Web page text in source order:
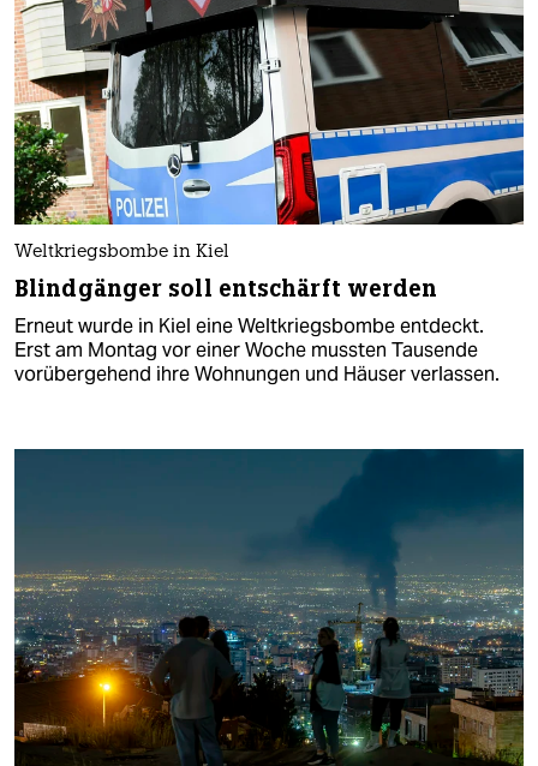
Weltkriegsbombe in Kiel
Blindgänger soll entschärft werden
Erneut wurde in Kiel eine Weltkriegsbombe entdeckt.
Erst am Montag vor einer Woche mussten Tausende
vorübergehend ihre Wohnungen und Häuser verlassen.